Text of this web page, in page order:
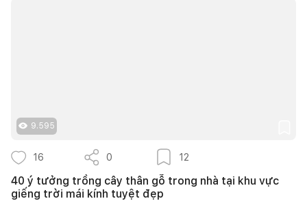
9.595
16 0 12
40 ý tưởng trồng cây thân gỗ trong nhà tại khu vực
giếng trời mái kính tuyệt đẹp